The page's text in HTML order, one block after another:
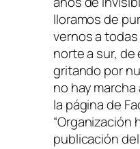
lloramos de
vernos a
norte a sur,
gritando por
no hay marcha
la página de
“Organización
publicación